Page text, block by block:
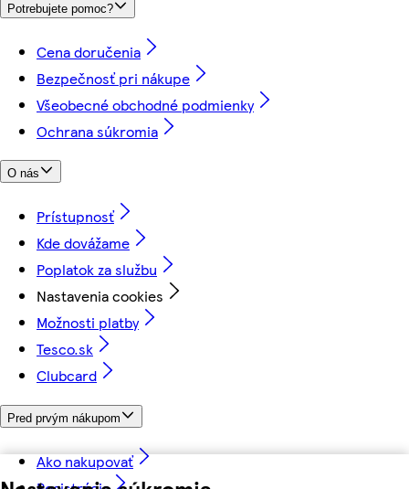
Potrebujete pomoc?
Cena doručenia
Bezpečnosť pri nákupe
Všeobecné obchodné podmienky
Ochrana súkromia
O nás
Prístupnosť
Kde dovážame
Poplatok za službu
Nastavenia cookies
Možnosti platby
Tesco.sk
Clubcard
Pred prvým nákupom
Ako nakupovať